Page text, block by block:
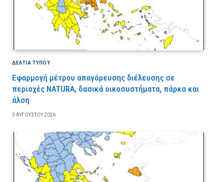
ΔΕΛΤΙΑ ΤΥΠΟΥ
Εφαρμογή μέτρου απαγόρευσης διέλευσης σε
περιοχές NATURA, δασικά οικοσυστήματα, πάρκα και
άλση
5 ΑΥΓΟΎΣΤΟΥ 2026